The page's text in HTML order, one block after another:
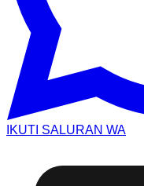
IKUTI SALURAN WA